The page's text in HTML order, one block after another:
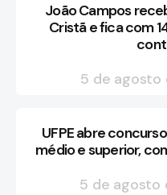
João Campos
Cristã e fica com
5 de agosto
UFPE abre
médio e superior,
5 de agosto